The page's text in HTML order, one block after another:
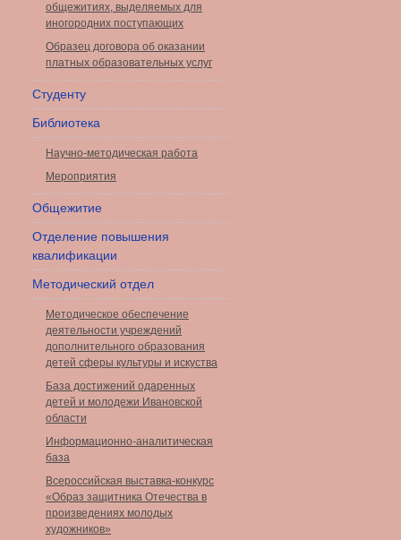
общежитиях, выделяемых для
иногородних поступающих
Образец договора об оказании
платных образовательных услуг
Студенту
Библиотека
Научно-методическая работа
Мероприятия
Общежитие
Отделение повышения
квалификации
Методический отдел
Методическое обеспечение
деятельности учреждений
дополнительного образования
детей сферы культуры и искуства
База достижений одаренных
детей и молодежи Ивановской
области
Информационно-аналитическая
база
Всероссийская выставка-конкурс
«Образ защитника Отечества в
произведениях молодых
художников»